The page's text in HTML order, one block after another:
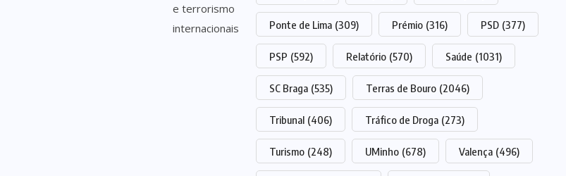
Ponte de Lima (309) Prémio (316) PSD (377)
PSP (592) Relatório (570) Saúde (1031)
SC Braga (535) Terras de Bouro (2046)
Tribunal (406) Tráfico de Droga (273)
Turismo (248) UMinho (678) Valença (496)